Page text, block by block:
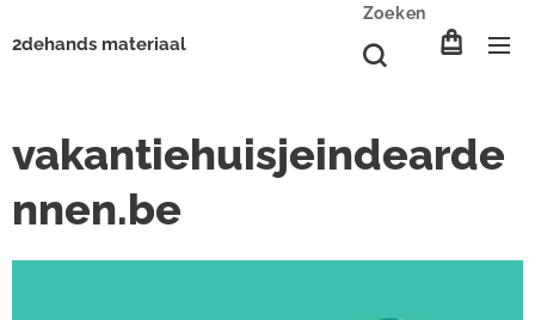
2dehands materiaal
Zoeken
vakantiehuisjeindearde
nnen.be